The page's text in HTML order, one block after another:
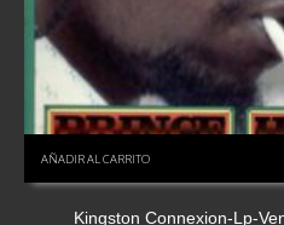
AÑADIR AL CARRITO
Kingston Connexion-Lp-